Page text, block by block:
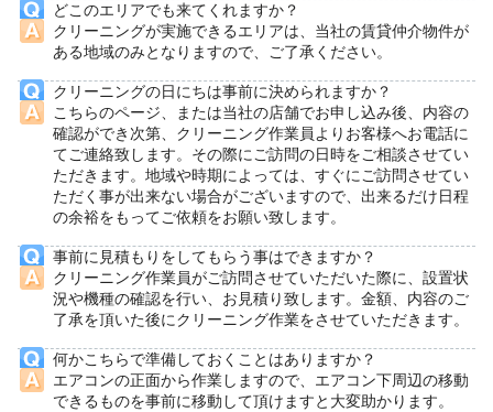
どこのエリアでも来てくれますか？
クリーニングが実施できるエリアは、当社の賃貸仲介物件が
ある地域のみとなりますので、ご了承ください。
クリーニングの日にちは事前に決められますか？
こちらのページ、または当社の店舗でお申し込み後、内容の
確認ができ次第、クリーニング作業員よりお客様へお電話に
てご連絡致します。その際にご訪問の日時をご相談させてい
ただきます。地域や時期によっては、すぐにご訪問させてい
ただく事が出来ない場合がございますので、出来るだけ日程
の余裕をもってご依頼をお願い致します。
事前に見積もりをしてもらう事はできますか？
クリーニング作業員がご訪問させていただいた際に、設置状
況や機種の確認を行い、お見積り致します。金額、内容のご
了承を頂いた後にクリーニング作業をさせていただきます。
何かこちらで準備しておくことはありますか？
エアコンの正面から作業しますので、エアコン下周辺の移動
できるものを事前に移動して頂けますと大変助かります。